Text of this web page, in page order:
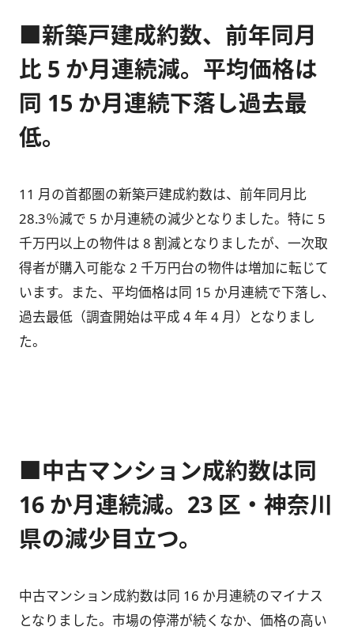
■新築戸建成約数、前年同月
比 5 か月連続減。平均価格は
同 15 か月連続下落し過去最
低。
11 月の首都圏の新築戸建成約数は、前年同月比
28.3％減で 5 か月連続の減少となりました。特に 5
千万円以上の物件は 8 割減となりましたが、一次取
得者が購入可能な 2 千万円台の物件は増加に転じて
います。また、平均価格は同 15 か月連続で下落し、
過去最低（調査開始は平成 4 年 4 月）となりまし
た。
■中古マンション成約数は同
16 か月連続減。23 区・神奈川
県の減少目立つ。
中古マンション成約数は同 16 か月連続のマイナス
となりました。市場の停滞が続くなか、価格の高い